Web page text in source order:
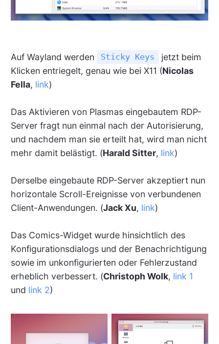
Auf Wayland werden Sticky Keys
jetzt beim
Klicken entriegelt, genau wie bei X11 (Nicolas
Fella, link)
Das Aktivieren von Plasmas eingebautem RDP-
Server fragt nun einmal nach der Autorisierung,
und nachdem man sie erteilt hat, wird man nicht
mehr damit belästigt. (Harald Sitter, link)
Derselbe eingebaute RDP-Server akzeptiert nun
horizontale Scroll-Ereignisse von verbundenen
Client-Anwendungen. (Jack Xu, link)
Das Comics-Widget wurde hinsichtlich des
Konfigurationsdialogs und der Benachrichtigung
sowie im unkonfigurierten oder Fehlerzustand
erheblich verbessert. (Christoph Wolk, link 1
und link 2)